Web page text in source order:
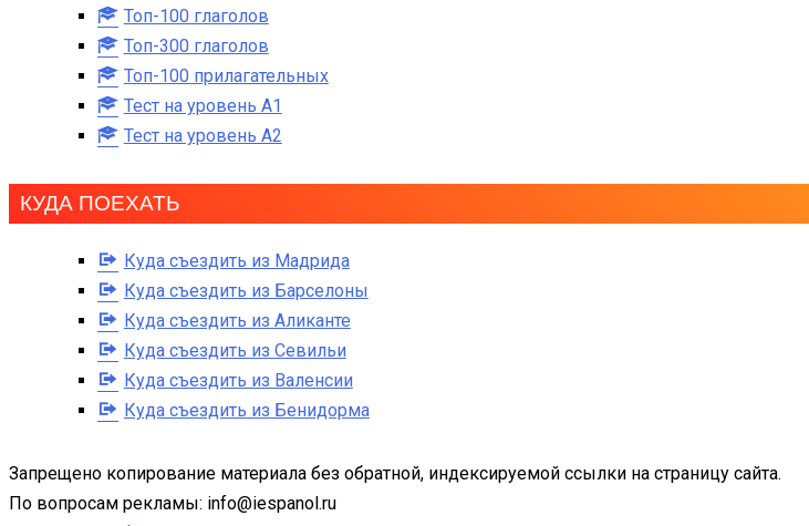
Топ-100 глаголов
Топ-300 глаголов
Топ-100 прилагательных
Тест на уровень A1
Тест на уровень A2
КУДА ПОЕХАТЬ
Куда съездить из Мадрида
Куда съездить из Барселоны
Куда съездить из Аликанте
Куда съездить из Севильи
Куда съездить из Валенсии
Куда съездить из Бенидорма
Запрещено копирование материала без обратной, индексируемой ссылки на страницу сайта.
По вопросам рекламы: info@iespanol.ru